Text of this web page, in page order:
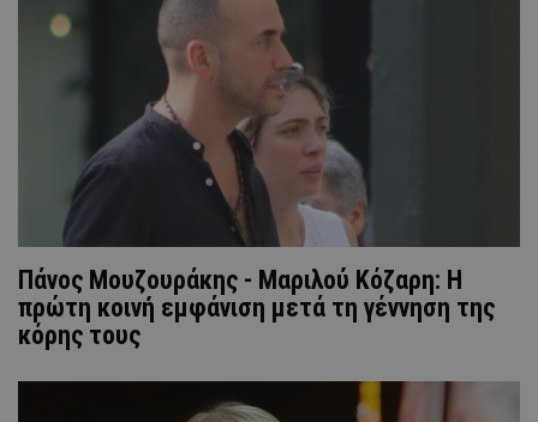
Πάνος Μουζουράκης - Μαριλού Κόζαρη: Η
πρώτη κοινή εμφάνιση μετά τη γέννηση της
κόρης τους